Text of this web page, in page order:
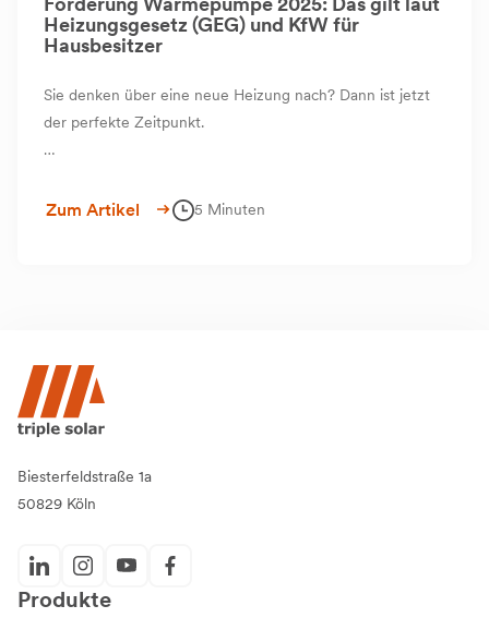
Heizungsgesetz (GEG) und KfW für
Hausbesitzer
Sie denken über eine neue Heizung nach? Dann ist jetzt
der perfekte Zeitpunkt.
Wärmepumpe mit bis zu 21.000 € Zuschuss durch die
Zum Artikel 5 Minuten
Biesterfeldstraße 1a
50829 Köln
Produkte